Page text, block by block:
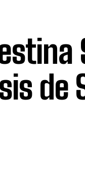
de